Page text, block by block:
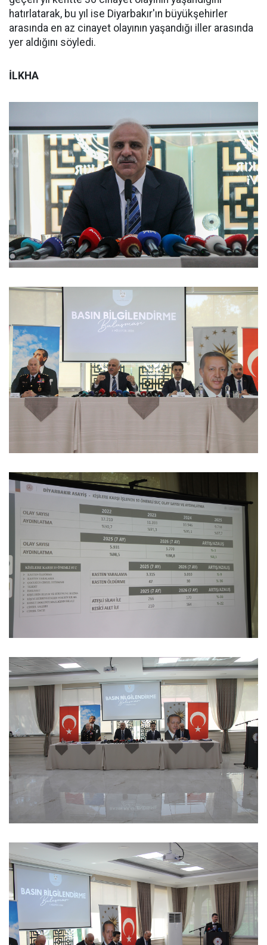
hatırlatarak, bu yıl ise Diyarbakır'ın büyükşehirler
arasında en az cinayet olayının yaşandığı iller arasında
yer aldığını söyledi.
İLKHA